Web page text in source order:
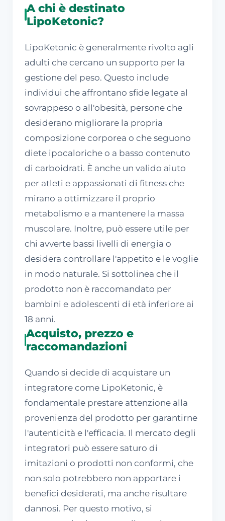
A chi è destinato
LipoKetonic?
LipoKetonic è generalmente rivolto agli
adulti che cercano un supporto per la
gestione del peso. Questo include
individui che affrontano sfide legate al
sovrappeso o all'obesità, persone che
desiderano migliorare la propria
composizione corporea o che seguono
diete ipocaloriche o a basso contenuto
di carboidrati. È anche un valido aiuto
per atleti e appassionati di fitness che
mirano a ottimizzare il proprio
metabolismo e a mantenere la massa
muscolare. Inoltre, può essere utile per
chi avverte bassi livelli di energia o
desidera controllare l'appetito e le voglie
in modo naturale. Si sottolinea che il
prodotto non è raccomandato per
bambini e adolescenti di età inferiore ai
18 anni.
Acquisto, prezzo e
raccomandazioni
Quando si decide di acquistare un
integratore come LipoKetonic, è
fondamentale prestare attenzione alla
provenienza del prodotto per garantirne
l'autenticità e l'efficacia. Il mercato degli
integratori può essere saturo di
imitazioni o prodotti non conformi, che
non solo potrebbero non apportare i
benefici desiderati, ma anche risultare
dannosi. Per questo motivo, si